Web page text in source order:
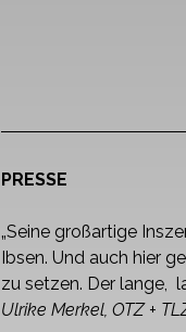
PRESSE
„Seine großartige
Ibsen. Und auch hier
zu setzen. Der lange,
Ulrike Merkel, OTZ +